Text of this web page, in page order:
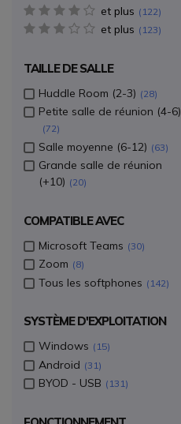
et plus 4 star(s)
122
et plus 3 star(s)
123
TAILLE DE SALLE
Huddle Room (2-3) 28
Petite salle de réunion (4-6)
72
Salle moyenne (6-12) 63
Grande salle de réunion
(+10)
20
COMPATIBLE AVEC
Microsoft Teams 30
Zoom 8
Tous les softphones 142
SYSTÈME D'EXPLOITATION
Windows 15
Android 31
BYOD - USB 131